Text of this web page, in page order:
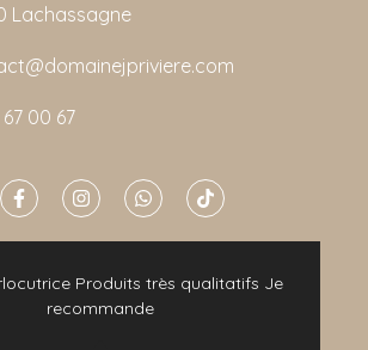
Lachassagne
67 00 67
Produits très qualitatifs Je
recommande